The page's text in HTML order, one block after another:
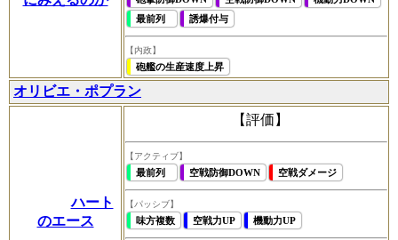
最前列
誘爆付与
【内政】
砲艦の生産速度上昇
オリビエ・ポプラン
ハート
のエース
【評価】
【アクティブ】
最前列 空戦防御DOWN 空戦ダメージ
【パッシブ】
味方複数 空戦力UP 機動力UP